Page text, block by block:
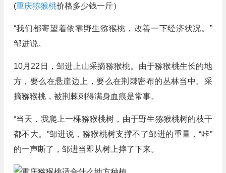
(重庆猕猴桃价格多少钱一斤）
“我们都寄望着依靠野生猕猴桃，改善一下经济状况。”
邹进说。
10月22日，邹进上山采摘猕猴桃。由于猕猴桃生长的地
方，要么在悬崖边上，要么在荆棘密布的丛林当中。采
摘猕猴桃，被荆棘刺得满身血痕是常事。
“当天，我爬上一棵猕猴桃树，由于野生猕猴桃树的枝干
都不大。”邹进说，猕猴桃树支撑不了邹进的重量，“咔”
的一声断了，邹进当即从树上摔了下来。